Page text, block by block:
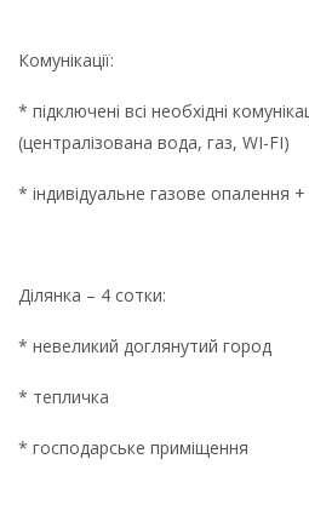
Комунікації:
* підключені всі необхідні
(централізована вода, газ, WI-FI)
* індивідуальне газове опалення
Ділянка – 4 сотки:
* невеликий доглянутий город
* тепличка
* господарське приміщення